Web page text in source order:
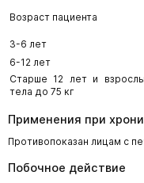
Возраст пациента
3-6 лет
6-12 лет
Старше 12 лет и
тела до 75 кг
Применения при
Противопоказан лицам с
Побочное действие